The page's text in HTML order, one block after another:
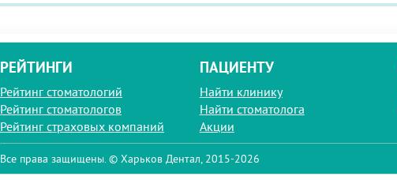
РЕЙТИНГИ
Рейтинг стоматологий
Рейтинг стоматологов
Рейтинг страховых компаний
ПАЦИЕНТУ
Найти клинику
Найти стоматолога
Акции
Все права защищены. © Харьков Дентал, 2015-2026